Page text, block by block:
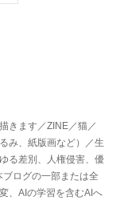
きます／ZINE／猫／
み、紙版画など）／生
る差別、人権侵害、優
ログの一部または全
、AIの学習を含むAIへ